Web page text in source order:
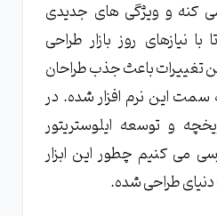
می کنه و ویژگی های جدیدی
نیازهای روز بازار طراحی
تغییرات باعث جذب طراحان
سمت این نرم افزار شده. در
و توسعه ایلوستریتور
می کنیم چطور این ابزار
دنیای طراحی شده.